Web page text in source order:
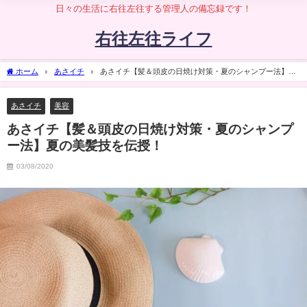
日々の生活に右往左往する管理人の備忘録です！
右往左往ライフ
ホーム あさイチ
あさイチ【髪＆頭皮の日焼け対策・夏のシャンプー法】夏
の美髪技を伝授！
あさイチ 美容
あさイチ【髪＆頭皮の日焼け対策・夏のシャンプ
ー法】夏の美髪技を伝授！
03/08/2020